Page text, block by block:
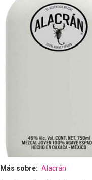
Más sobre Alacrán